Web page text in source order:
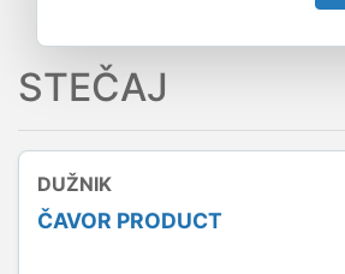
STEČAJ
DUŽNIK
ČAVOR PRODUCT